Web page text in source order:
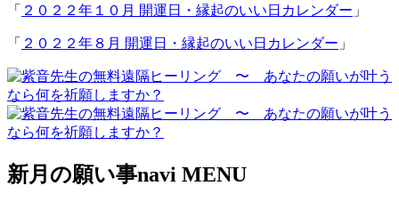
「 ２０２２年１０月 開運日・縁起のいい日カレンダー 」
「 ２０２２年８月 開運日・縁起のいい日カレンダー 」
新月の願い事navi MENU